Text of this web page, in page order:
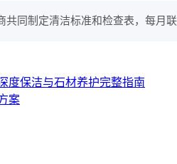
同制定清洁标准和检查表，每
度保洁与石材养护完整指南
案